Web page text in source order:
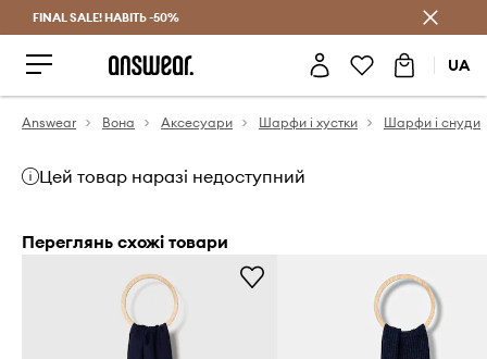
Заощаджуй з Answear Club
FINAL SALE! НАВІТЬ -50%
UA
Answear Вона Аксесуари Шарфи і хустки Шарфи і снуди
Цей товар наразі недоступний
Переглянь схожі товари